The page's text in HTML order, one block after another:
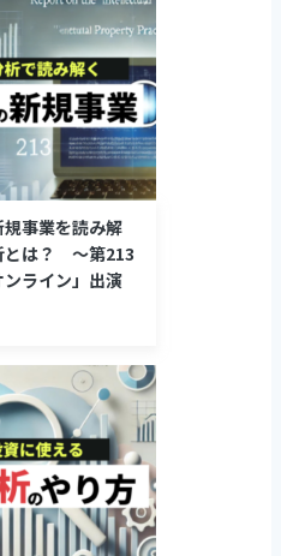
規事業を読み解
とは？ ～第213
ライン」出演